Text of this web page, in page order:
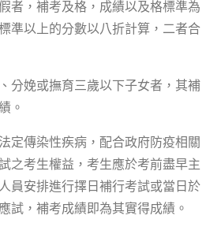
者，補考及格，成績以及格標準為
準以上的分數以八折計算，二者合
分娩或撫育三歲以下子女者，其補
。
定傳染性疾病，配合政府防疫相關
之考生權益，考生應於考前盡早主
員安排進行擇日補行考試或當日於
試，補考成績即為其實得成績。